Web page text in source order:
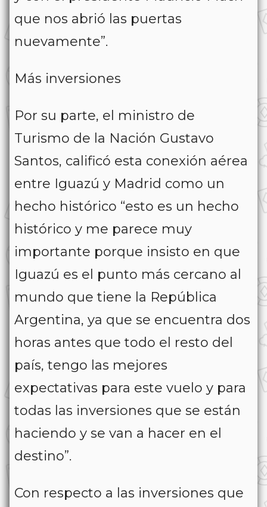
que nos abrió las puertas
nuevamente”.
Más inversiones
Por su parte, el ministro de
Turismo de la Nación Gustavo
Santos, calificó esta conexión aérea
entre Iguazú y Madrid como un
hecho histórico “esto es un hecho
histórico y me parece muy
importante porque insisto en que
Iguazú es el punto más cercano al
mundo que tiene la República
Argentina, ya que se encuentra dos
horas antes que todo el resto del
país, tengo las mejores
expectativas para este vuelo y para
todas las inversiones que se están
haciendo y se van a hacer en el
destino”.
Con respecto a las inversiones que